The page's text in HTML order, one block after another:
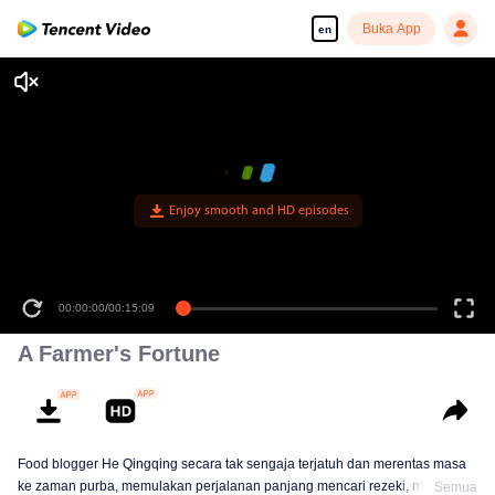
en Buka App
Enjoy smooth and HD episodes
00:00:00/00:15:09
A Farmer's Fortune
Food blogger He Qingqing secara tak sengaja terjatuh dan merentas masa
ke zaman purba, memulakan perjalanan panjang mencari rezeki, membayar
Semua